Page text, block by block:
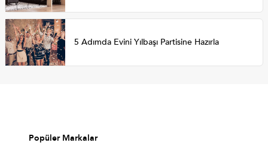
5 Adımda Evini Yılbaşı Partisine Hazırla
Popüler Markalar